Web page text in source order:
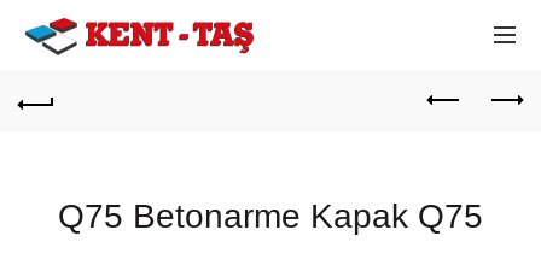
Q75 Betonarme Kapak Q75